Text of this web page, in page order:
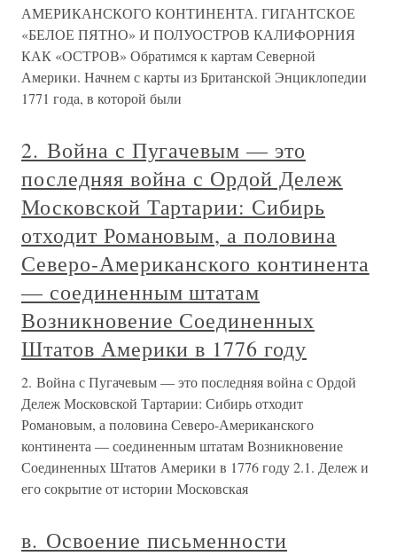
АМЕРИКАНСКОГО КОНТИНЕНТА. ГИГАНТСКОЕ
«БЕЛОЕ ПЯТНО» И ПОЛУОСТРОВ КАЛИФОРНИЯ
КАК «ОСТРОВ» Обратимся к картам Северной
Америки. Начнем с карты из Британской Энциклопедии
1771 года, в которой были
2. Война с Пугачевым — это
последняя война с Ордой Дележ
Московской Тартарии: Сибирь
отходит Романовым, а половина
Северо-Американского континента
— соединенным штатам
Возникновение Соединенных
Штатов Америки в 1776 году
2. Война с Пугачевым — это последняя война с Ордой
Дележ Московской Тартарии: Сибирь отходит
Романовым, а половина Северо-Американского
континента — соединенным штатам Возникновение
Соединенных Штатов Америки в 1776 году 2.1. Дележ и
его сокрытие от истории Московская
в. Освоение письменности